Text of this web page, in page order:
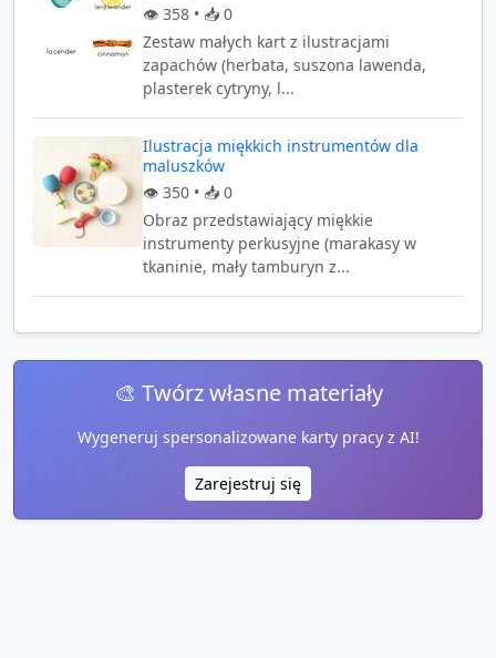
👁️ 358 • 📥 0
Zestaw małych kart z ilustracjami
zapachów (herbata, suszona lawenda,
plasterek cytryny, l...
Ilustracja miękkich instrumentów dla
maluszków
👁️ 350 • 📥 0
Obraz przedstawiający miękkie
instrumenty perkusyjne (marakasy w
tkaninie, mały tamburyn z...
🎨 Twórz własne materiały
Wygeneruj spersonalizowane karty pracy z AI!
Zarejestruj się